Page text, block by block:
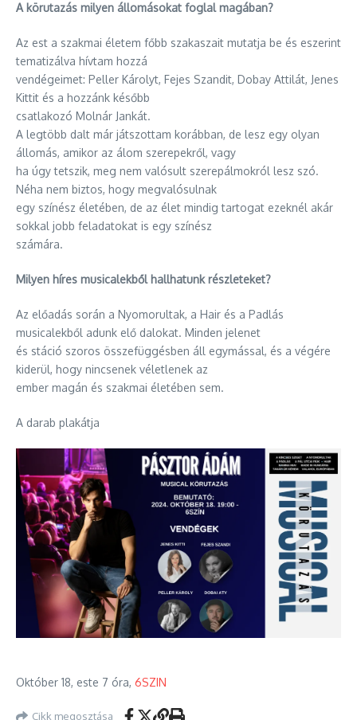
A körutazás milyen állomásokat foglal magában?
Az est a szakmai életem főbb szakaszait mutatja be és eszerint
tematizálva hívtam hozzá
vendégeimet: Peller Károlyt, Fejes Szandit, Dobay Attilát, Jenes
Kittit és a hozzánk később
csatlakozó Molnár Jankát.
A legtöbb dalt már játszottam korábban, de lesz egy olyan
állomás, amikor az álom szerepekről, vagy
ha úgy tetszik, meg nem valósult szerepálmokról lesz szó.
Néha nem biztos, hogy megvalósulnak
egy színész életében, de az élet mindig tartogat ezeknél akár
sokkal jobb feladatokat is egy színész
számára.
Milyen híres musicalekből hallhatunk részleteket?
Az előadás során a Nyomorultak, a Hair és a Padlás
musicalekből adunk elő dalokat. Minden jelenet
és stáció szoros összefüggésben áll egymással, és a végére
kiderül, hogy nincsenek véletlenek az
ember magán és szakmai életében sem.
A darab plakátja
Október 18, este 7 óra, 6SZIN
Cikk megosztása